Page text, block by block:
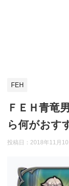
FEH
ＦＥＨ青竜
ら何がおす
投稿日： 2018年11月10